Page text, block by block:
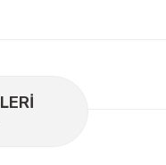
yapın!